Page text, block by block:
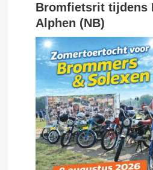
Bromfietsrit tijdens
Alphen (NB)